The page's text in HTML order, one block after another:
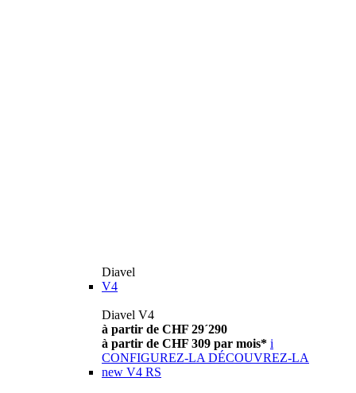
Diavel
V4
Diavel V4
à partir de CHF 29´290
à partir de CHF 309 par mois* i
CONFIGUREZ-LA DÉCOUVREZ-LA
new V4 RS